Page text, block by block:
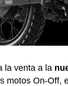
la venta a la
motos On-Off,